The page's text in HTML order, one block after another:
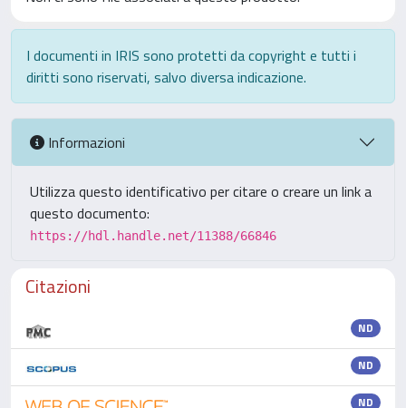
I documenti in IRIS sono protetti da copyright e tutti i
diritti sono riservati, salvo diversa indicazione.
Informazioni
Utilizza questo identificativo per citare o creare un link a
questo documento:
https://hdl.handle.net/11388/66846
Citazioni
ND
ND
ND